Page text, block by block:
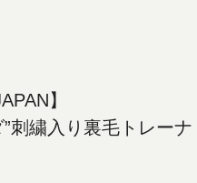
】
刺繍入り裏毛トレーナ